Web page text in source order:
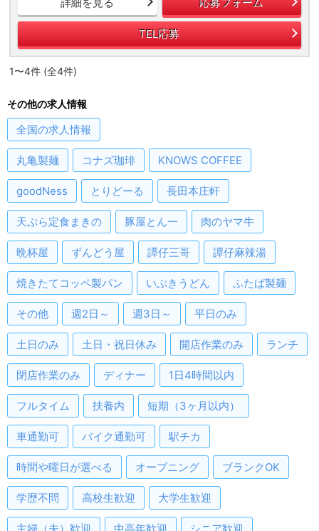
TEL応募
1〜4件 (全4件)
その他の求人情報
全国の求人情報
丸亀製麺 コナズ珈琲 KNOWS COFFEE
goodNess とりどーる 長田本庄軒
天ぷら定食まきの 豚屋とん一 肉のヤマ牛
晩杯屋 ずんどう屋 譚仔三哥 譚仔麻辣湯
焼きたてコッペ製パン いぶきうどん ふたば製麺
その他 週2日～ 週3日～ 平日のみ
土日のみ 土日・祝日休み 開店作業のみ ランチ
閉店作業のみ ディナー 1日4時間以内
フルタイム 扶養内 短期（3ヶ月以内）
車通勤可 バイク通勤可 駅チカ
時間や曜日が選べる オープニング ブランクOK
学歴不問 高校生歓迎 大学生歓迎